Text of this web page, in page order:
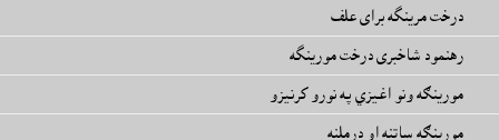
درخت مرينگه براى علف
رهنمود شاخبرى درخت مورينگه
مورينګه ونو اغيزي په نورو کرنيزو
مورينګه ساتنه او درملنه